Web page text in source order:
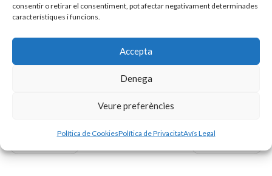
consentir o retirar el consentiment, pot afectar negativament determinades
característiques i funcions.
Accepta
Denega
Veure preferències
Política de CookiesPolítica de PrivacitatAvís Legal